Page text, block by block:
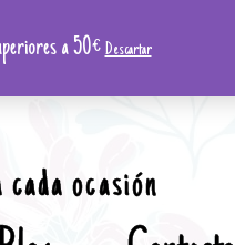
ocasión
a 50€Descartar